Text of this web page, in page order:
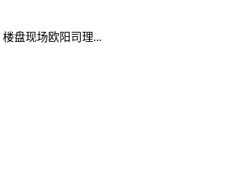
盘现场欧阳司理...